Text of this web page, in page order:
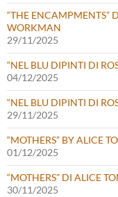
“THE ENCAMPMENTS”
WORKMAN
29/11/2025
“NEL BLU DIPINTI DI
04/12/2025
“NEL BLU DIPINTI DI
29/11/2025
“MOTHERS” BY ALICE
01/12/2025
“MOTHERS” DI ALICE
30/11/2025